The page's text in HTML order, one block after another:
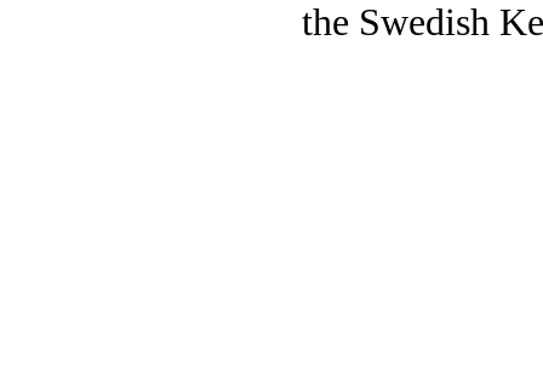
the Swedish